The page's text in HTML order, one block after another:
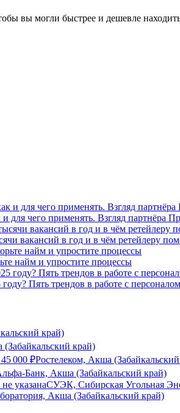
вы могли быстрее и дешевле
для чего применять. Взгляд партнёра
вакансий в год и в чём ретейлеру
найм и упростите процессы
Пять трендов в работе с
край)
край)
45 000 ₽Ростелеком, Акша
Банк, Акша (Забайкальский край)
не указанаСУЭК, Сибирская Угольная
Акша (Забайкальский край)